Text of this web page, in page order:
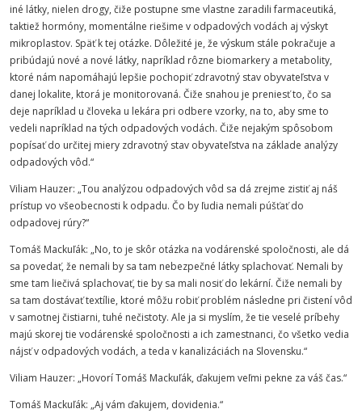
iné látky, nielen drogy, čiže postupne sme vlastne zaradili farmaceutiká,
taktiež hormóny, momentálne riešime v odpadových vodách aj výskyt
mikroplastov. Späť k tej otázke. Dôležité je, že výskum stále pokračuje a
pribúdajú nové a nové látky, napríklad rôzne biomarkery a metabolity,
ktoré nám napomáhajú lepšie pochopiť zdravotný stav obyvateľstva v
danej lokalite, ktorá je monitorovaná. Čiže snahou je preniesť to, čo sa
deje napríklad u človeka u lekára pri odbere vzorky, na to, aby sme to
vedeli napríklad na tých odpadových vodách. Čiže nejakým spôsobom
popísať do určitej miery zdravotný stav obyvateľstva na základe analýzy
odpadových vôd.“
Viliam Hauzer: „Tou analýzou odpadových vôd sa dá zrejme zistiť aj náš
prístup vo všeobecnosti k odpadu. Čo by ľudia nemali púšťať do
odpadovej rúry?“
Tomáš Mackuľák: „No, to je skôr otázka na vodárenské spoločnosti, ale dá
sa povedať, že nemali by sa tam nebezpečné látky splachovať. Nemali by
sme tam liečivá splachovať, tie by sa mali nosiť do lekární. Čiže nemali by
sa tam dostávať textílie, ktoré môžu robiť problém následne pri čistení vôd
v samotnej čistiarni, tuhé nečistoty. Ale ja si myslím, že tie veselé príbehy
majú skorej tie vodárenské spoločnosti a ich zamestnanci, čo všetko vedia
nájsť v odpadových vodách, a teda v kanalizáciách na Slovensku.“
Viliam Hauzer: „Hovorí Tomáš Mackuľák, ďakujem veľmi pekne za váš čas.“
Tomáš Mackuľák: „Aj vám ďakujem, dovidenia.“